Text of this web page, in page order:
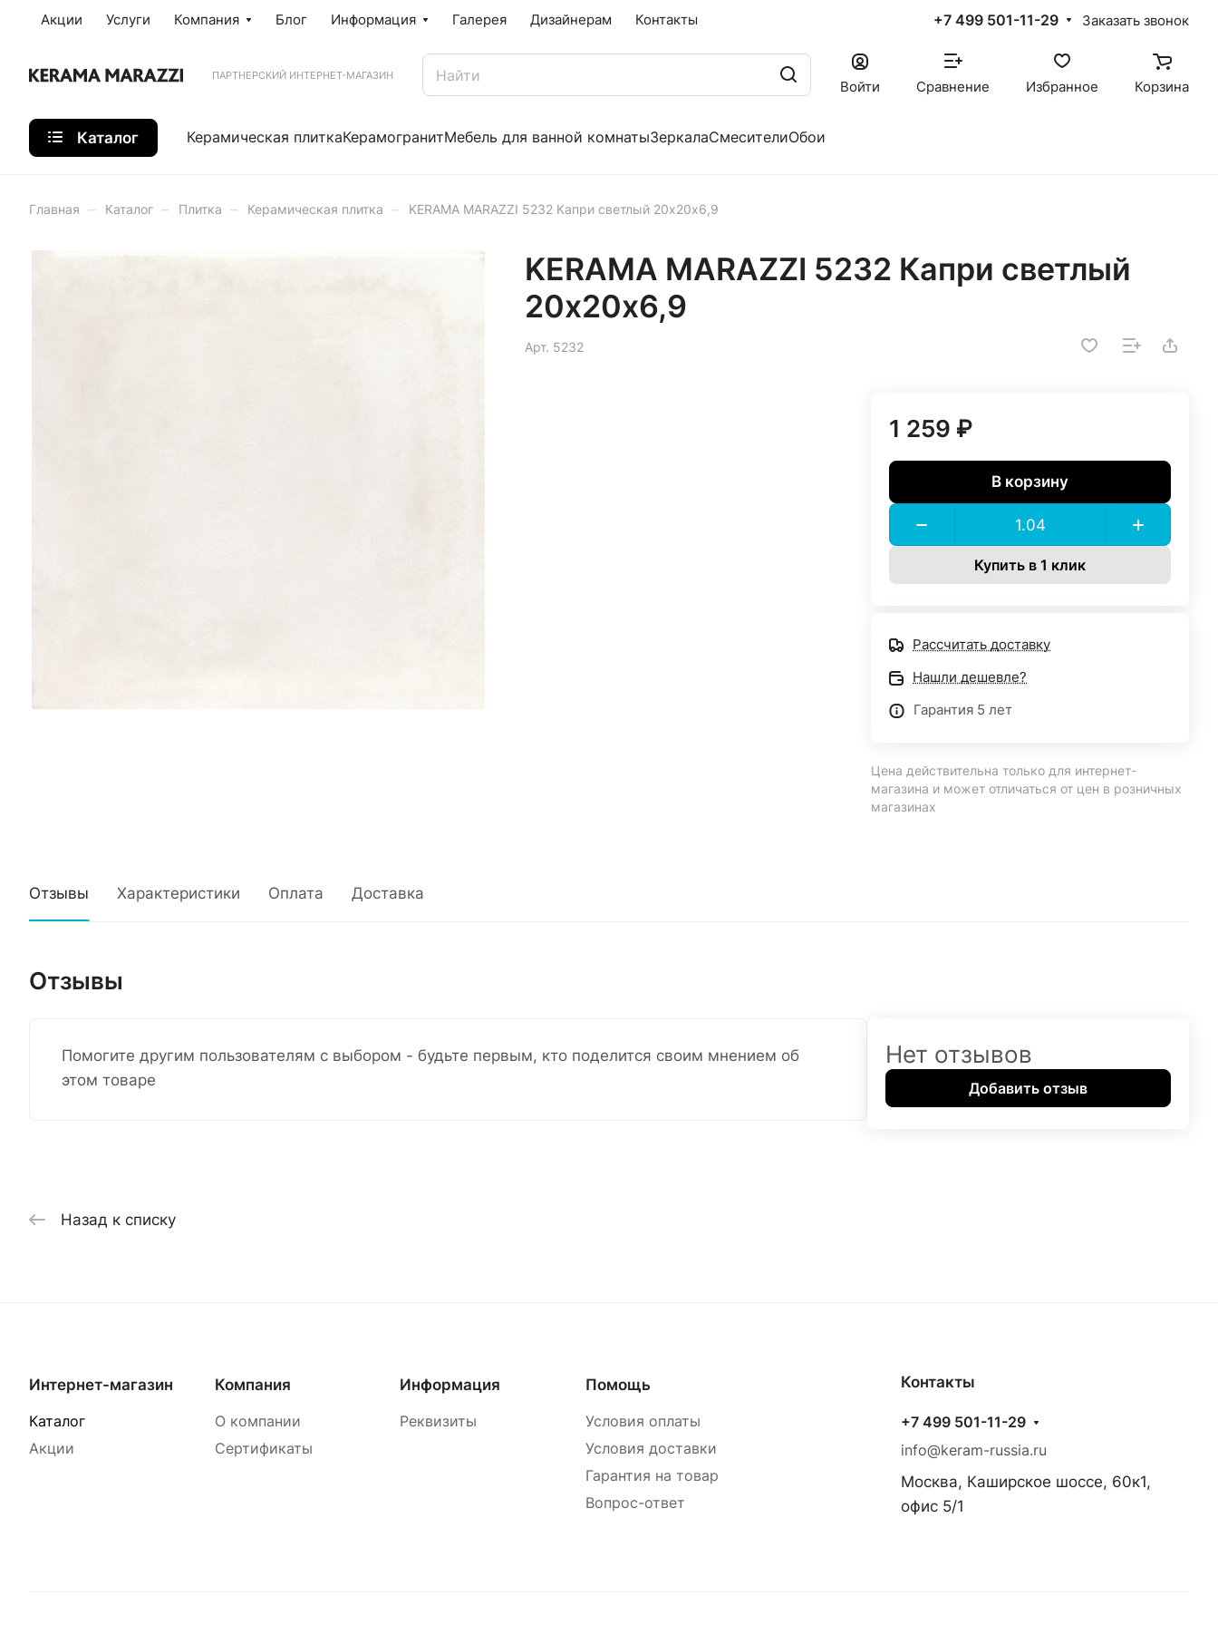
Акции Услуги Компания Блог Информация Галерея Дизайнерам Контакты +7 499 501-11-29 Заказать звонок
ПАРТНЕРСКИЙ ИНТЕРНЕТ-МАГАЗИН
Войти Сравнение Избранное Корзина
Каталог Керамическая плиткаКерамогранитМебель для ванной комнатыЗеркалаСмесителиОбои
Главная – Каталог – Плитка – Керамическая плитка – KERAMA MARAZZI 5232 Капри светлый 20х20х6,9
KERAMA MARAZZI 5232 Капри светлый
20х20х6,9
Арт. 5232
1 259 ₽
В корзину
Купить в 1 клик
Рассчитать доставку
Нашли дешевле?
Гарантия 5 лет
Цена действительна только для интернет-
магазина и может отличаться от цен в розничных
магазинах
Отзывы Характеристики Оплата Доставка
Отзывы
Помогите другим пользователям с выбором - будьте первым, кто поделится своим мнением об
этом товаре
Нет отзывов
Добавить отзыв
Назад к списку
Интернет-магазин
Каталог
Акции
Компания
О компании
Сертификаты
Информация
Реквизиты
Помощь
Условия оплаты
Условия доставки
Гарантия на товар
Вопрос-ответ
Контакты
+7 499 501-11-29
info@keram-russia.ru
Москва, Каширское шоссе, 60к1,
офис 5/1